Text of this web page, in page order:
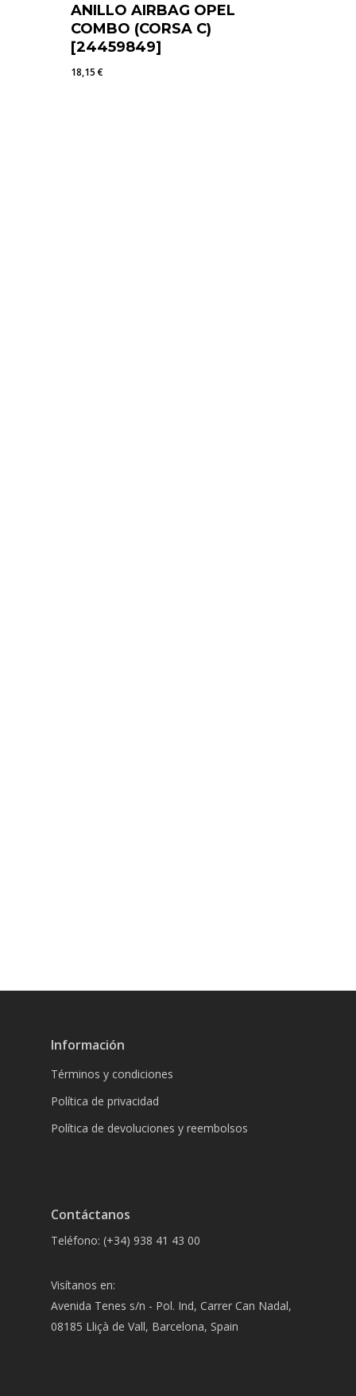
ANILLO AIRBAG OPEL
COMBO (CORSA C)
[24459849]
18,15€
Información
Términos y condiciones
Política de privacidad
Política de devoluciones y reembolsos
Contáctanos
Teléfono: (+34) 938 41 43 00
Visítanos en:
Avenida Tenes s/n - Pol. Ind, Carrer Can Nadal,
08185 Lliçà de Vall, Barcelona, Spain